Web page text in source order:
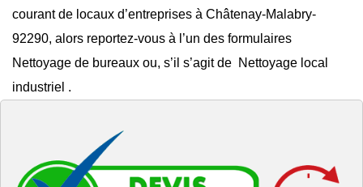
courant de locaux d’entreprises à Châtenay-Malabry-
92290, alors reportez-vous à l’un des formulaires
Nettoyage de bureaux ou, s’il s’agit de Nettoyage local
industriel .